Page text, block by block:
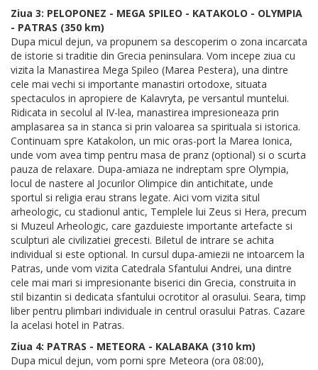
Ziua 3: PELOPONEZ - MEGA SPILEO - KATAKOLO - OLYMPIA
- PATRAS (350 km)
Dupa micul dejun, va propunem sa descoperim o zona incarcata
de istorie si traditie din Grecia peninsulara. Vom incepe ziua cu
vizita la Manastirea Mega Spileo (Marea Pestera), una dintre
cele mai vechi si importante manastiri ortodoxe, situata
spectaculos in apropiere de Kalavryta, pe versantul muntelui.
Ridicata in secolul al IV-lea, manastirea impresioneaza prin
amplasarea sa in stanca si prin valoarea sa spirituala si istorica.
Continuam spre Katakolon, un mic oras-port la Marea Ionica,
unde vom avea timp pentru masa de pranz (optional) si o scurta
pauza de relaxare. Dupa-amiaza ne indreptam spre Olympia,
locul de nastere al Jocurilor Olimpice din antichitate, unde
sportul si religia erau strans legate. Aici vom vizita situl
arheologic, cu stadionul antic, Templele lui Zeus si Hera, precum
si Muzeul Arheologic, care gazduieste importante artefacte si
sculpturi ale civilizatiei grecesti. Biletul de intrare se achita
individual si este optional. In cursul dupa-amiezii ne intoarcem la
Patras, unde vom vizita Catedrala Sfantului Andrei, una dintre
cele mai mari si impresionante biserici din Grecia, construita in
stil bizantin si dedicata sfantului ocrotitor al orasului. Seara, timp
liber pentru plimbari individuale in centrul orasului Patras. Cazare
la acelasi hotel in Patras.
Ziua 4: PATRAS - METEORA - KALABAKA (310 km)
Dupa micul dejun, vom porni spre Meteora (ora 08:00),